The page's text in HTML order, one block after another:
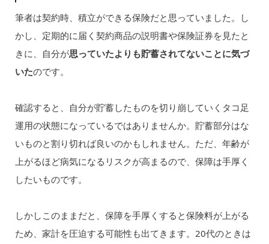
筆者は契約時、積立ができる保険だと思っていました。し
かし、定期的に届く契約商品の説明書や保険証券を見たと
きに、自分が思っていたよりも貯蓄されてないことに気づ
いたのです。
確認すると、自分が貯蓄したものを切り崩していくタコ足
運用の状態になっているではありませんか。貯蓄部分はな
いものと割り切れば良いのかもしれません。ただ、年齢が
上がるほど病気になるリスクが高まるので、保障は手厚く
したいものです。
しかしこのままだと、保障を手厚くすると保険料が上がる
ため、家計を圧迫する可能性も出てきます。20代のときは